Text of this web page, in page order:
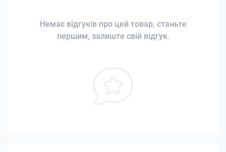
Немає відгуків про цей товар, станьте
першим, залиште свій відгук.